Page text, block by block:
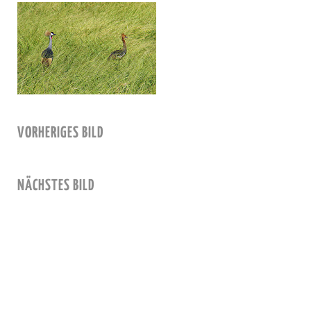
VORHERIGES BILD
NÄCHSTES BILD